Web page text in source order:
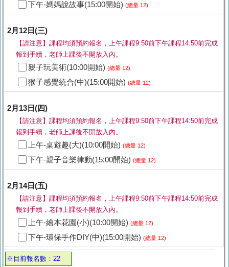
下午-媽媽說故事(15:00開始) (總量 12)
2月12日(三)
【請注意】課程均須預約報名，上午課程9:50前下午課程14:50前完成
報到手續，老師上課後不開放入內。
親子玩美術(10:00開始) (總量 12)
猴子感覺統合(中)(15:00開始) (總量 12)
2月13日(四)
【請注意】課程均須預約報名，上午課程9:50前下午課程14:50前完成
報到手續，老師上課後不開放入內。
上午-桌遊趣(大)(10:00開始) (總量 12)
下午-親子音樂律動(15:00開始) (總量 12)
2月14日(五)
【請注意】課程均須預約報名，上午課程9:50前下午課程14:50前完成
報到手續，老師上課後不開放入內。
上午-繪本花園(小)(10:00開始) (總量 12)
下午-環保手作DIY(中)(15:00開始) (總量 12)
※目前報名數：22